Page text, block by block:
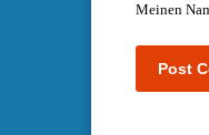
Meinen